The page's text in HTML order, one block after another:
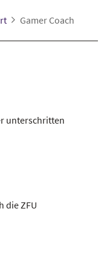
Gamer Coach
unterschritten
die ZFU